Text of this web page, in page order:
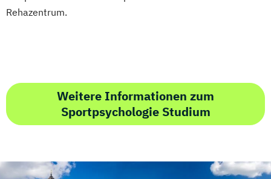
Rehazentrum.
Weitere Informationen zum
Sportpsychologie Studium